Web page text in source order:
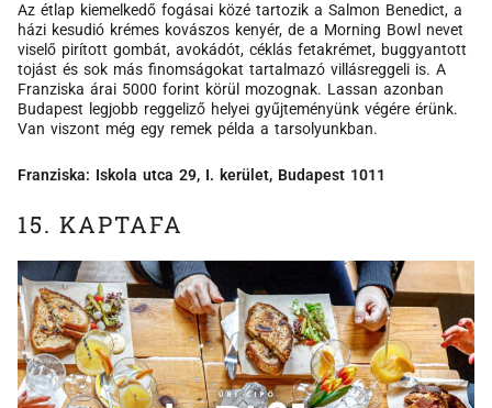
Az étlap kiemelkedő fogásai közé tartozik a Salmon Benedict, a
házi kesudió krémes kovászos kenyér, de a Morning Bowl nevet
viselő pirított gombát, avokádót, céklás fetakrémet, buggyantott
tojást és sok más finomságokat tartalmazó villásreggeli is. A
Franziska árai 5000 forint körül mozognak. Lassan azonban
Budapest legjobb reggeliző helyei gyűjteményünk végére érünk.
Van viszont még egy remek példa a tarsolyunkban.
Franziska: Iskola utca 29, I. kerület, Budapest 1011
15. KAPTAFA